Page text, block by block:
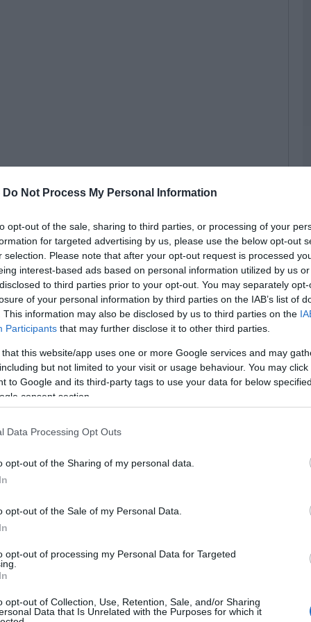
Do Not Process My Personal Information
opt-out of the sale, sharing to third parties, or processing of your
for targeted advertising by us, please use the below opt-out
selection. Please note that after your opt-out request is processed
interest-based ads based on personal information utilized by us
to third parties prior to your opt-out. You may separately
of your personal information by third parties on the IAB’s list of
This information may also be disclosed by us to third parties on the
Participants that may further disclose it to other third parties.
that this website/app uses one or more Google services and may
but not limited to your visit or usage behaviour. You may
to Google and its third-party tags to use your data for below
consent section.
Data Processing Opt Outs
opt-out of the Sharing of my personal data.
opt-out of the Sale of my Personal Data.
opt-out of processing my Personal Data for Targeted
opt-out of Collection, Use, Retention, Sale, and/or Sharing
Data that Is Unrelated with the Purposes for which it
αύξηση του κατώτατου μισθού.
αύξηση του κατώτατου μισθού μπαίνουν
στο υπουργικό συμβούλιο. Ουσιαστικά,
υποκατώτατου, ενώ η απόφαση αυτή θα
και αμοιβές διαμορφώνοντας νέο
τομέα. Μερικά παραδείγματα του νέου
Συγκεκριμένα: Η αύξηση του κατώτατου
μικτά για άγαμο, νεοπροσλαμβανόμενο
αναμένεται να κλειδώσει κοντά στην
ποσοστιαία αύξηση κοντά στο 8%
την μεγαλύτερη αύξηση, καθώς θα
κατώτατο μισθό, καταγράφοντας
του 15% – 20%. Η αύξηση θα
λαμβάνουν τα “παγωμένα” επιδόματα
γάμου 10% λόγω υπαγωγής στην
Εργασίας. Από την αύξηση θα επηρεαστούν
όσων εργάζονται με μερική απασχόληση,
που ορίζει υψηλότερους μισθούς. Η
του ΟΑΕΔ, όπως και μια σειρά από
Οργανισμού, ενώ αναμένεται να
θετική επίπτωση στη μείωση της